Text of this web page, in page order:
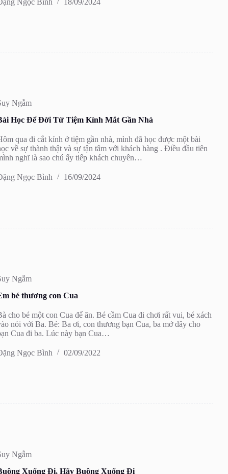
Ngẫm
Học Để Đời Từ Tiệm Kính Mắt Gần Nhà
qua đi cắt kính ở tiệm gần nhà, mình đã học được một bài
về sự thành thật và sự tận tâm với khách hàng . Điều đầu tiên
nghĩ là sao chú ấy tiếp khách chuyên…
Ngọc Bình 16/09/2024
Ngẫm
bé thương con Cua
cho bé một con Cua để ăn. Bé cầm Cua đi chơi rất vui, bé xách
nói với Ba. Bé: Ba ơi, con thương bạn Cua, ba mở dây cho
Cua đi ba. Lúc này bạn Cua…
Ngọc Bình 02/09/2022
Ngẫm
Xuống Đi, Hãy Buông Xuống Đi